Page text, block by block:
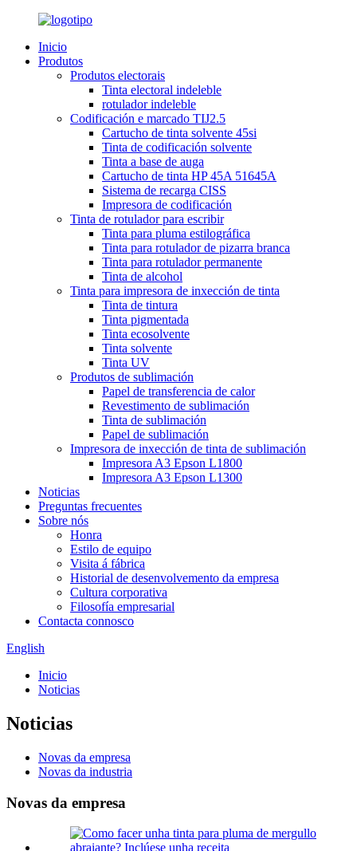
Inicio
Produtos
Produtos electorais
Tinta electoral indeleble
rotulador indeleble
Codificación e marcado TIJ2.5
Cartucho de tinta solvente 45si
Tinta de codificación solvente
Tinta a base de auga
Cartucho de tinta HP 45A 51645A
Sistema de recarga CISS
Impresora de codificación
Tinta de rotulador para escribir
Tinta para pluma estilográfica
Tinta para rotulador de pizarra branca
Tinta para rotulador permanente
Tinta de alcohol
Tinta para impresora de inxección de tinta
Tinta de tintura
Tinta pigmentada
Tinta ecosolvente
Tinta solvente
Tinta UV
Produtos de sublimación
Papel de transferencia de calor
Revestimento de sublimación
Tinta de sublimación
Papel de sublimación
Impresora de inxección de tinta de sublimación
Impresora A3 Epson L1800
Impresora A3 Epson L1300
Noticias
Preguntas frecuentes
Sobre nós
Honra
Estilo de equipo
Visita á fábrica
Historial de desenvolvemento da empresa
Cultura corporativa
Filosofía empresarial
Contacta connosco
English
Inicio
Noticias
Noticias
Novas da empresa
Novas da industria
Novas da empresa